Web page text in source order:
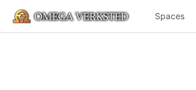
Spaces